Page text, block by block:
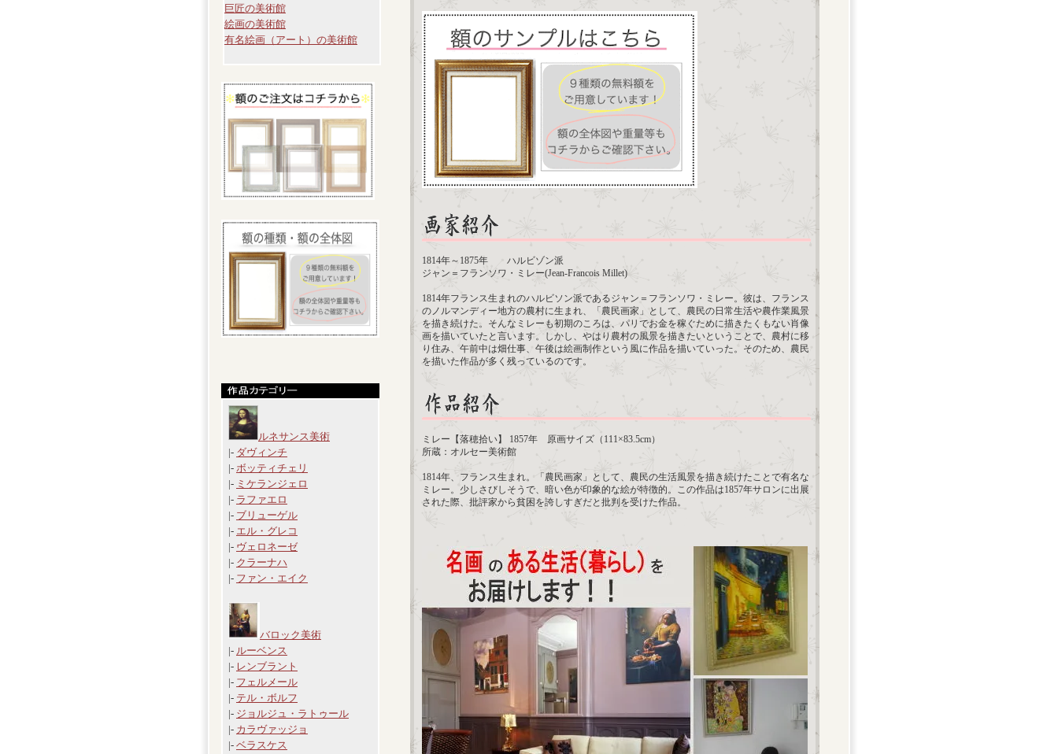
巨匠の美術館
絵画の美術館
有名絵画（アート）の美術館
ルネサンス美術
|- ダヴィンチ
|- ボッティチェリ
|- ミケランジェロ
|- ラファエロ
|- ブリューゲル
|- エル・グレコ
|- ヴェロネーゼ
|- クラーナハ
|- ファン・エイク
バロック美術
|- ルーベンス
|- レンブラント
|- フェルメール
|- テル・ボルフ
|- ジョルジュ・ラトゥール
|- カラヴァッジョ
|- ベラスケス
1814年～1875年 ハルビゾン派
ジャン＝フランソワ・ミレー(Jean-Francois Millet)
1814年フランス生まれのハルビソン派であるジャン＝フランソワ・ミレー。彼は、フランス
のノルマンディー地方の農村に生まれ、「農民画家」として、農民の日常生活や農作業風景
を描き続けた。そんなミレーも初期のころは、パリでお金を稼ぐために描きたくもない肖像
画を描いていたと言います。しかし、やはり農村の風景を描きたいということで、農村に移
り住み、午前中は畑仕事、午後は絵画制作という風に作品を描いていった。そのため、農民
を描いた作品が多く残っているのです。
ミレー【落穂拾い】 1857年 原画サイズ（111×83.5cm）
所蔵：オルセー美術館
1814年、フランス生まれ。「農民画家」として、農民の生活風景を描き続けたことで有名な
ミレー。少しさびしそうで、暗い色が印象的な絵が特徴的。この作品は1857年サロンに出展
された際、批評家から貧困を誇しすぎだと批判を受けた作品。